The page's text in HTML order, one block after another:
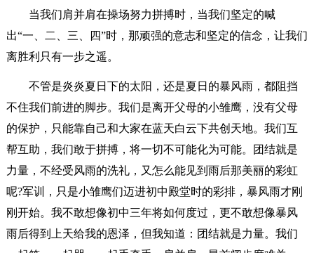
当我们肩并肩在操场努力拼搏时，当我们坚定的喊
出“一、二、三、四”时，那顽强的意志和坚定的信念，让我们
离胜利只有一步之遥。
不管是炎炎夏日下的太阳，还是夏日的暴风雨，都阻挡
不住我们前进的脚步。我们是离开父母的小雏鹰，没有父母
的保护，只能靠自己和大家在蓝天白云下共创天地。我们互
帮互助，我们敢于拼搏，将一切不可能化为可能。团结就是
力量，不经受风雨的洗礼，又怎么能见到雨后那美丽的彩虹
呢?军训，只是小雏鹰们迈进初中殿堂时的彩排，暴风雨才刚
刚开始。我不敢想像初中三年将如何度过，更不敢想像暴风
雨后得到上天给我的恩泽，但我知道：团结就是力量。我们